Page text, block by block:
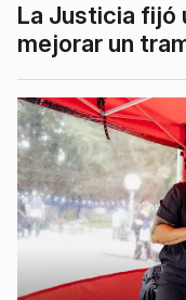
La Justicia fijó
mejorar un